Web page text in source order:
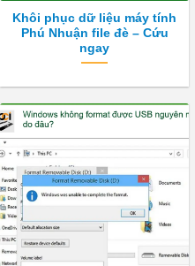
Khôi phục dữ liệu máy tính
Phú Nhuận file đè – Cứu
ngay